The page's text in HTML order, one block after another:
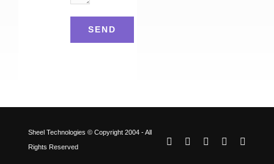
Sheel Technologies © Copyright 2004 - All
Rights Reserved
LinkedInFacebookInstagramYouTube